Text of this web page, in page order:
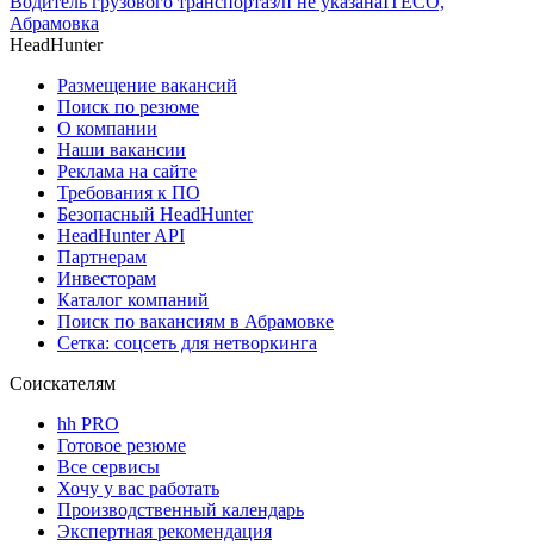
Абрамовка
HeadHunter
Размещение вакансий
Поиск по резюме
О компании
Наши вакансии
Реклама на сайте
Требования к ПО
Безопасный HeadHunter
HeadHunter API
Партнерам
Инвесторам
Каталог компаний
Поиск по вакансиям в Абрамовке
Сетка: соцсеть для нетворкинга
Соискателям
hh PRO
Готовое резюме
Все сервисы
Хочу у вас работать
Производственный календарь
Экспертная рекомендация